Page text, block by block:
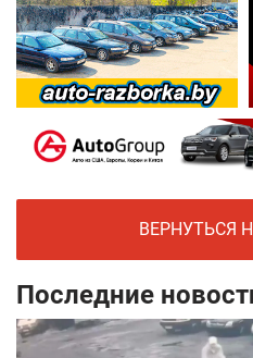
ВЕРНУТЬСЯ
Последние